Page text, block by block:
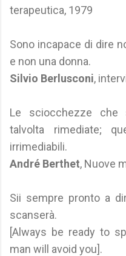
terapeutica, 1979
Sono incapace di dire
e non una donna.
Silvio Berlusconi,
Le sciocchezze che
talvolta rimediate;
irrimediabili.
André Berthet, Nuove
Sii sempre pronto a
scanserà.
[Always be ready to
man will avoid you].